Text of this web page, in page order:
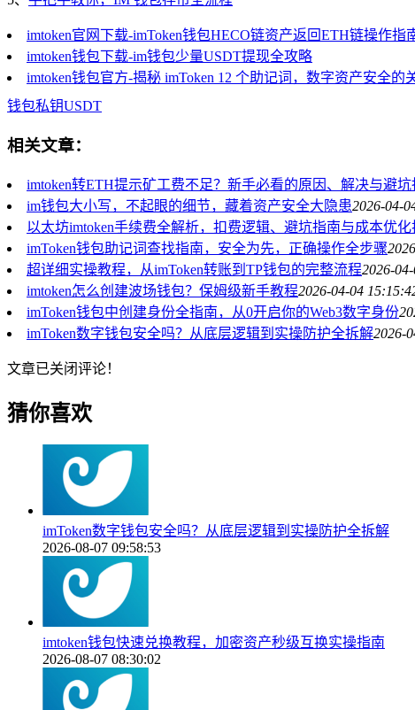
imtoken官网下载-imToken钱包HECO链资产返回ETH链操作指
imtoken钱包下载-im钱包少量USDT提现全攻略
imtoken钱包官方-揭秘 imToken 12 个助记词，数字资产安全的
钱包私钥USDT
相关文章：
imtoken转ETH提示矿工费不足？新手必看的原因、解决与避坑
im钱包大小写，不起眼的细节，藏着资产安全大隐患2026-04-
以太坊imtoken手续费全解析，扣费逻辑、避坑指南与成本优化
imToken钱包助记词查找指南，安全为先，正确操作全步骤
超详细实操教程，从imToken转账到TP钱包的完整流程2026-
imtoken怎么创建波场钱包？保姆级新手教程2026-04-04
imToken钱包中创建身份全指南，从0开启你的Web3数字身份
imToken数字钱包安全吗？从底层逻辑到实操防护全拆解2026-
文章已关闭评论！
猜你喜欢
imToken数字钱包安全吗？从底层逻辑到实操防护全拆解
2026-08-07 09:58:53
imtoken钱包快速兑换教程，加密资产秒级互换实操指南
2026-08-07 08:30:02